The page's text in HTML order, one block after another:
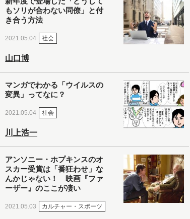
もソリが合わない同僚」と付
き合う方法
2021.05.04 社会
山口博
マンガでわかる「ウイルスの
変異」ってなに？
2021.05.04 社会
川上浩一
アンソニー・ホプキンスのオ
スカー受賞は「番狂わせ」な
んかじゃない！ 映画『ファ
ーザー』のここが凄い
2021.05.03 カルチャー・スポーツ